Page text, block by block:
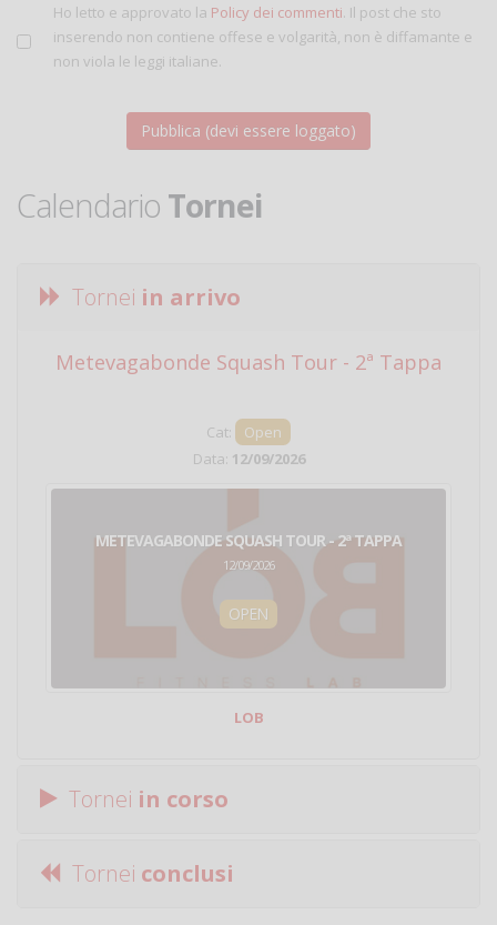
Ho letto e approvato la Policy dei commenti . Il post che sto
inserendo non contiene offese e volgarità, non è diffamante e
non viola le leggi italiane.
Calendario Tornei
Tornei in arrivo
Metevagabonde Squash Tour - 2ª Tappa
Cat:
Open
Data: 12/09/2026
METEVAGABONDE SQUASH TOUR - 2ª TAPPA
12/09/2026
OPEN
LOB
Tornei in corso
Tornei conclusi